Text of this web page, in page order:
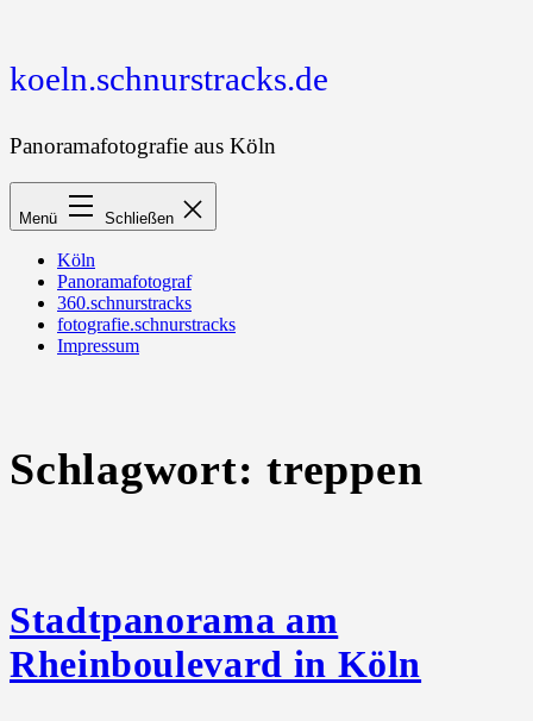
koeln.schnurstracks.de
Panoramafotografie aus Köln
Menü Schließen
Köln
Panoramafotograf
360.schnurstracks
fotografie.schnurstracks
Impressum
Schlagwort:treppen
Stadtpanorama am
Rheinboulevard in Köln